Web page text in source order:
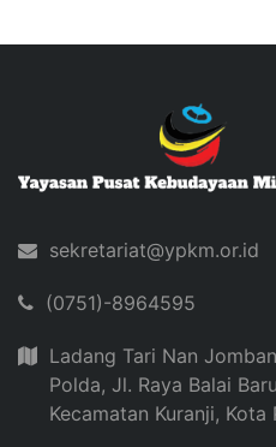
sekretariat@ypkm.or.id
(0751)-8964595
Ladang Tari Nan
Polda, Jl. Raya Balai
Kecamatan Kuranji,